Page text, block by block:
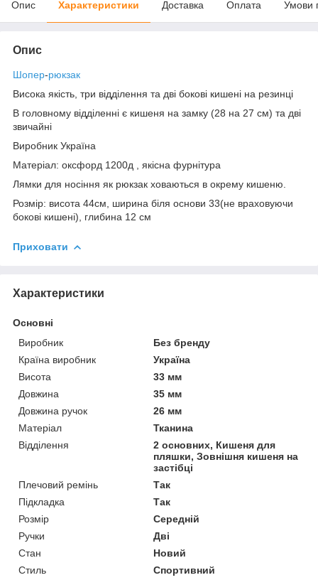
Опис Характеристики Доставка Оплата Умови
Опис
Шопер-рюкзак
Висока якість, три відділення та дві бокові кишені на резинці
В головному відділенні є кишеня на замку (28 на 27 см) та дві
звичайні
Виробник Україна
Матеріал: оксфорд 1200д , якісна фурнітура
Лямки для носіння як рюкзак ховаються в окрему кишеню.
Розмір: висота 44см, ширина біля основи 33(не враховуючи
бокові кишені), глибина 12 см
Приховати
Характеристики
Основні
Виробник
Без бренду
Країна виробник
Україна
Висота
33 мм
Довжина
35 мм
Довжина ручок
26 мм
Матеріал
Тканина
Відділення
2 основних, Кишеня для
пляшки, Зовнішня кишеня на
застібці
Плечовий ремінь
Так
Підкладка
Так
Розмір
Середній
Ручки
Дві
Стан
Новий
Стиль
Спортивний